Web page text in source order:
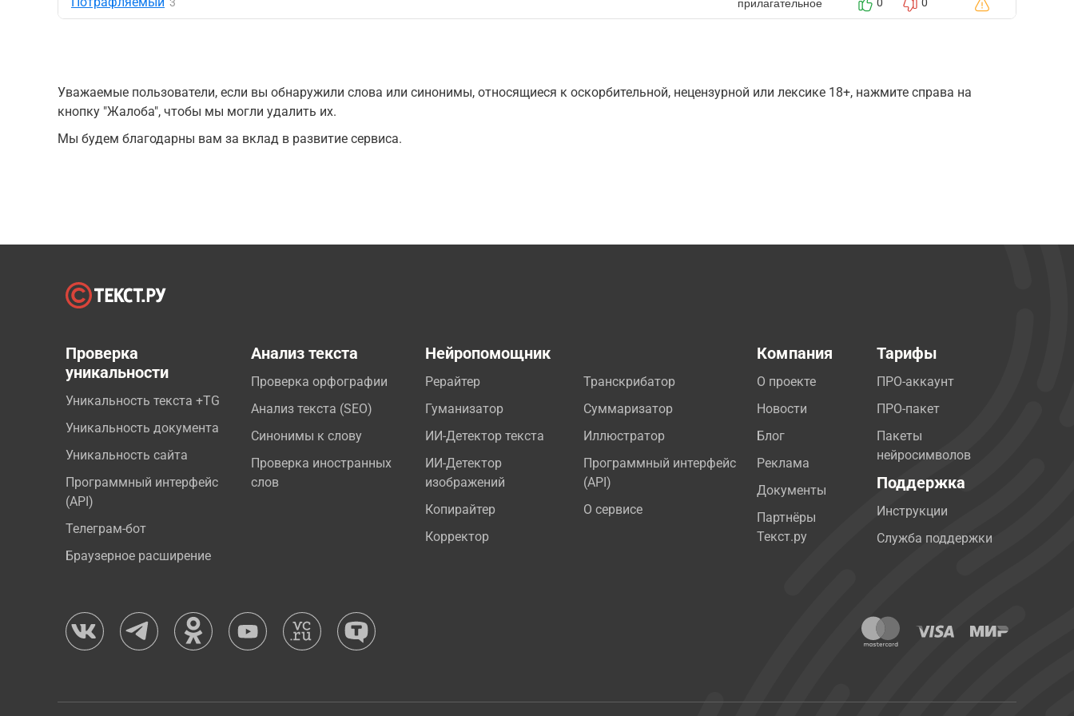
Уважаемые пользователи, если вы обнаружили слова или синонимы, относящиеся к оскорбительной, нецензурной или лексике 18+, нажмите справа на
кнопку "Жалоба", чтобы мы могли удалить их.
Мы будем благодарны вам за вклад в развитие сервиса.
Проверка
уникальности
Уникальность текста +TG
Уникальность документа
Уникальность сайта
Программный интерфейс
(API)
Телеграм-бот
Браузерное расширение
Анализ текста
Проверка орфографии
Анализ текста (SEO)
Синонимы к слову
Проверка иностранных
слов
Нейропомощник
Рерайтер
Гуманизатор
ИИ-Детектор текста
ИИ-Детектор
изображений
Копирайтер
Корректор
Транскрибатор
Суммаризатор
Иллюстратор
Программный интерфейс
(API)
О сервисе
Компания
О проекте
Новости
Блог
Реклама
Документы
Партнёры
Текст.ру
Тарифы
ПРО-аккаунт
ПРО-пакет
Пакеты
нейросимволов
Поддержка
Инструкции
Служба поддержки